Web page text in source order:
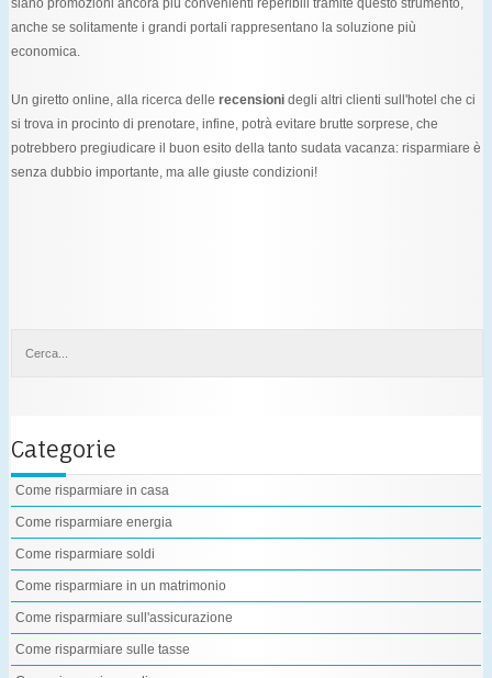
siano promozioni ancora più convenienti reperibili tramite questo strumento,
anche se solitamente i grandi portali rappresentano la soluzione più
economica.
Un giretto online, alla ricerca delle recensioni degli altri clienti sull'hotel che ci
si trova in procinto di prenotare, infine, potrà evitare brutte sorprese, che
potrebbero pregiudicare il buon esito della tanto sudata vacanza: risparmiare è
senza dubbio importante, ma alle giuste condizioni!
Categorie
Come risparmiare in casa
Come risparmiare energia
Come risparmiare soldi
Come risparmiare in un matrimonio
Come risparmiare sull'assicurazione
Come risparmiare sulle tasse